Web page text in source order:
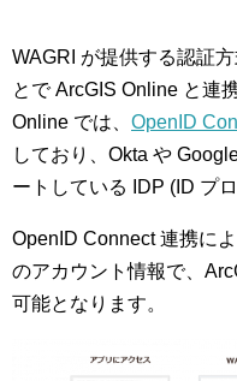
WAGRI が提供する認証
とで ArcGIS Online と連
Online では、 OpenID
しており、Okta や
ートしている IDP (ID プ
OpenID Connect 連携に
のアカウント情報で、
可能となります。